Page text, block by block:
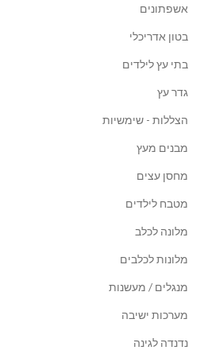
אשפתונים
בטון אדריכלי
בתי עץ לילדים
גדר עץ
הצללות - שימשיות
מבנים מעץ
מחסן עצים
מטבח לילדים
מלונה לכלב
מלונות לכלבים
מנגלים / מעשנות
מערכות ישיבה
נדנדה לגינה